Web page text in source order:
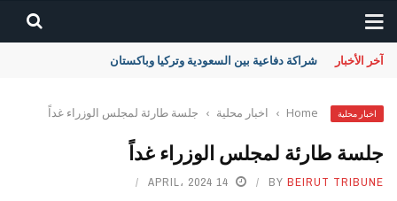
آخر الأخبار شراكة دفاعية بين السعودية وتركيا وباكستان
اخبار محلية Home
› اخبار محلية › جلسة طارئة لمجلس الوزراء غداً
جلسة طارئة لمجلس الوزراء غداً
BY BEIRUT TRIBUNE 14 APRIL، 2024